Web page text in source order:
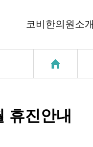
코비한의원소개
휴진안내